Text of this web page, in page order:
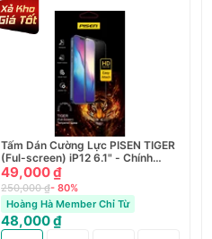
Tấm Dán Cường Lực PISEN TIGER
(Ful-screen) iP12 6.1" - Chính
hãng
49,000 ₫
250,000 ₫- 80%
Hoàng Hà Member Chỉ Từ
48,000 ₫